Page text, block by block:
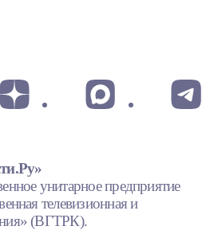
унитарное предприятие
телевизионная и
(ВГТРК).